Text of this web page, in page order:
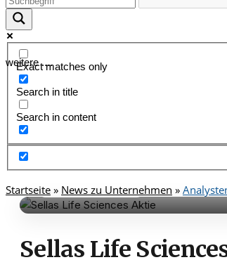
weitere ....
Exact matches only
Search in title
Search in content
Startseite » News zu Unternehmen »
Analystenstimmen
Sellas Life